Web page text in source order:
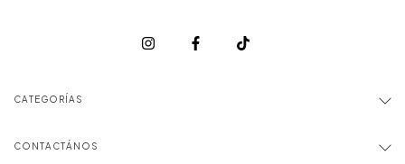
CATEGORÍAS
CONTACTÁNOS